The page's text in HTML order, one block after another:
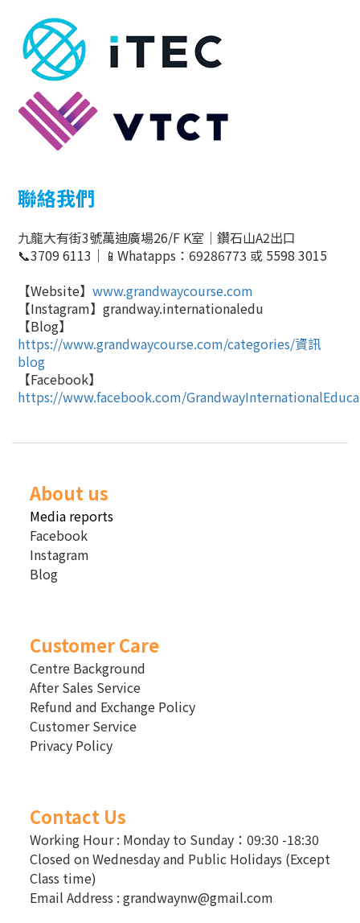
聯絡我們
九龍大有街3號萬迪廣場26/F K室 ｜鑽石山A2出口
📞3709 6113 ｜ 📱 Whatapps ： 69286773 或 5598 3015
【Website】 www.grandwaycourse.com
【Instagram】 grandway.internationaledu
【Blog】
https://www.grandwaycourse.com/categories/資訊
blog
【Facebook】
https://www.facebook.com/
About us
Media reports
Facebook
Instagram
Blog
Customer Care
Centre Background
After Sales Service
Refund and Exchange Policy
Customer Service
Privacy Policy
Contact Us
Working Hour : Monday to Sunday：09:30 -18:30
Closed on Wednesday and Public Holidays (Except
Class time)
Email Address : grandwaynw@gmail.com